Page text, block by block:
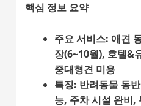
핵심 정보 요약
주요 서비스: 애견
장(6~10월), 호텔&
중대형견 미용
특징: 반려동물 동
능, 주차 시설 완비,